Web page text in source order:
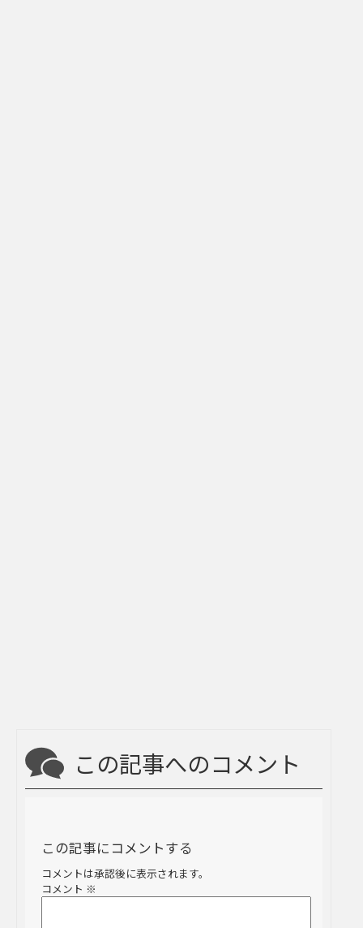
この記事へのコメント
この記事にコメントする
コメントは承認後に表示されます。
コメント ※